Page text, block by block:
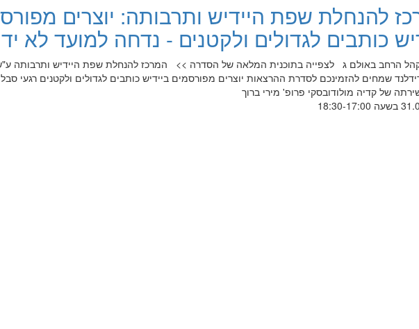
להנחלת שפת היידיש ותרבותה: יוצרים
כותבים לגדולים ולקטנים - נדחה למועד לא
הרחב באולם ג לצפייה בתוכנית המלאה של הסדרה >> המרכז להנחלת שפת היידיש ותרבותה
שמחים להזמינכם לסדרת ההרצאות יוצרים מפורסמים ביידיש כותבים לגדולים ולקטנים רגעי סבל
של קדיה מולודובסקי פרופ' מירי ברוך
17:00